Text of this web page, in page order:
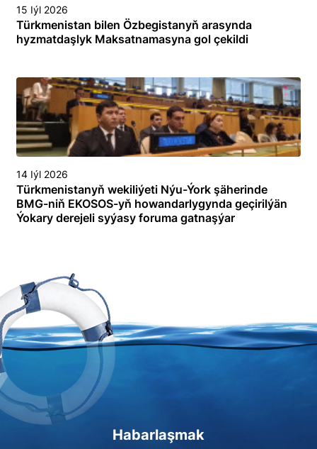
15 Iýl 2026
Türkmenistan bilen Özbegistanyň arasynda
hyzmatdaşlyk Maksatnamasyna gol çekildi
14 Iýl 2026
Türkmenistanyň wekiliýeti Nýu-Ýork şäherinde
BMG-niň EKOSOS-yň howandarlygynda geçirilýän
Ýokary derejeli syýasy foruma gatnaşýar
Habarlaşmak